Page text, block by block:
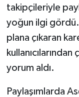
takipçileriyle
yoğun ilgi
plana çıkaran
yorum aldı.
Paylaşımlarda